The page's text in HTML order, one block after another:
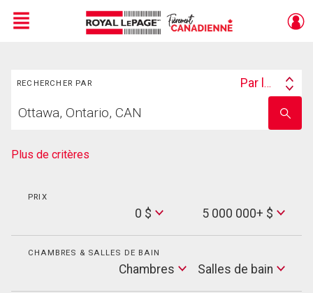
Menu
RECHERCHER PAR
Search
Par lieu
votre
nom
Plus de critères
PRIX
0 $
Max
Price
5 000 000+ $
CHAMBRES & SALLES DE BAIN
Chambres
Salles
de
Salles de bain